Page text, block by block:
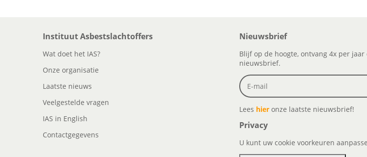
Instituut Asbestslachtoffers
Wat doet het IAS?
Onze organisatie
Laatste nieuws
Veelgestelde vragen
IAS in English
Contactgegevens
Nieuwsbrief
Blijf op de hoogte, ontvang 4x per jaar
nieuwsbrief.
Lees hier onze laatste nieuwsbrief!
Privacy
U kunt uw cookie voorkeuren